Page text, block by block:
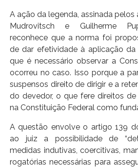
A ação da legenda, assinada
Mudrovitsch e Guilherme
reconhece que a norma foi
de dar efetividade à aplicação da
que é necessário observar a
ocorreu no caso. Isso porque a
suspensos direito de dirigir e a
do devedor, o que fere direitos
na Constituição Federal como
A questão envolve o artigo 139
ao juiz a possibilidade de
medidas indutivas, coercitivas,
rogatórias necessárias para